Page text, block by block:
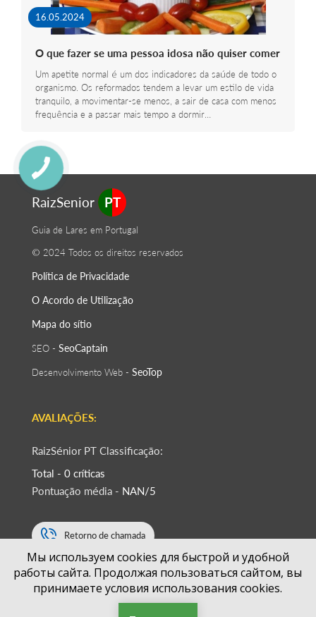
16.05.2024
O que fazer se uma pessoa idosa não quiser comer
Um apetite normal é um dos indicadores da saúde de todo o
organismo. Os reformados tendem a levar um estilo de vida
tranquilo, a movimentar-se menos, a sair de casa com menos
frequência e a passar mais tempo a dormir…
RaizSenior PT
Guia de Lares em Portugal
© 2024 Todos os direitos reservados
Política de Privacidade
O Acordo de Utilização
Mapa do sítio
SEO - SeoСaptain
Desenvolvimento Web - SeoTop
AVALIAÇÕES:
RaizSénior PT Classificação:
Total - 0 críticas
Pontuação média - NAN/5
Retorno de chamada
+351
Мы используем cookies для быстрой и удобной
работы сайта. Продолжая пользоваться сайтом, вы
принимаете условия использования cookies.